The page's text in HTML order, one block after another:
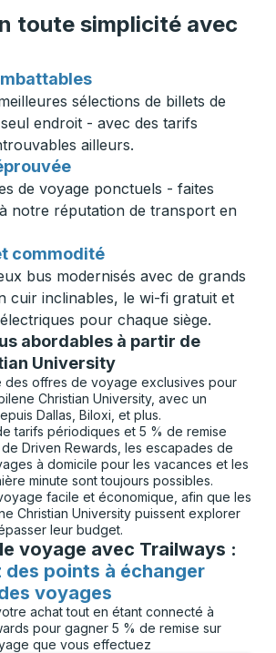
toute simplicité avec
sélections de billets de
endroit - avec des tarifs
ailleurs.
de voyage ponctuels - faites
notre réputation de transport en
commodité
bus modernisés avec de grands
cuir inclinables, le wi-fi gratuit et
pour chaque siège.
abordables à partir de
University
des offres de voyage exclusives pour
Christian University, avec un
Dallas, Biloxi, et plus.
tarifs périodiques et 5 % de remise
Driven Rewards, les escapades de
à domicile pour les vacances et les
minute sont toujours possibles.
facile et économique, afin que les
Christian University puissent explorer
leur budget.
voyage avec Trailways :
des points à échanger
voyages
achat tout en étant connecté à
pour gagner 5 % de remise sur
que vous effectuez